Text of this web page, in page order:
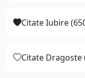
Citate Iubire
Citate Dragoste